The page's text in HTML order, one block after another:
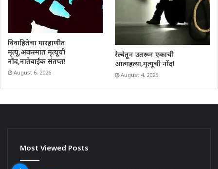
विवाहितेचा मारहाणीत
मृत्यू,अकस्मात मृत्यूची
नोंद,नातेवाईक संतप्त!
August 6, 2026
रेल्वेतून उतरून एकाची
आत्महत्या,मृत्यूची नोंद!
August 4, 2026
Most Viewed Posts